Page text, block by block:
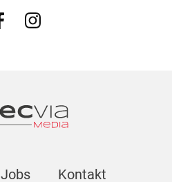
Jobs Kontakt